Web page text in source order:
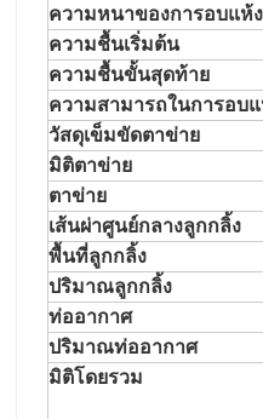
ความหนาของการอบแห้ง
ความชื้นเริ่มต้น
ความชื้นขั้นสุดท้าย
ความสามารถในการอบ
วัสดุเข็มขัดตาข่าย
มิติตาข่าย
ตาข่าย
เส้นผ่าศูนย์กลางลูกกลิ้ง
พื้นที่ลูกกลิ้ง
ปริมาณลูกกลิ้ง
ท่ออากาศ
ปริมาณท่ออากาศ
มิติโดยรวม